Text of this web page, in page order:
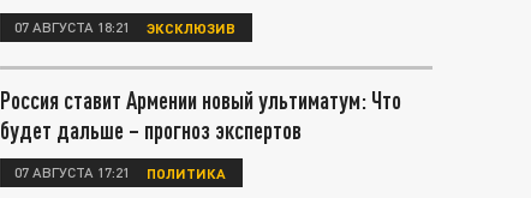
07 АВГУСТА 18:21 ЭКСКЛЮЗИВ
Россия ставит Армении новый ультиматум: Что
будет дальше – прогноз экспертов
07 АВГУСТА 17:21 ПОЛИТИКА